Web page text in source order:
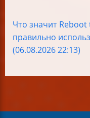
Что значит Reboot
правильно
(06.08.2026 22:13)